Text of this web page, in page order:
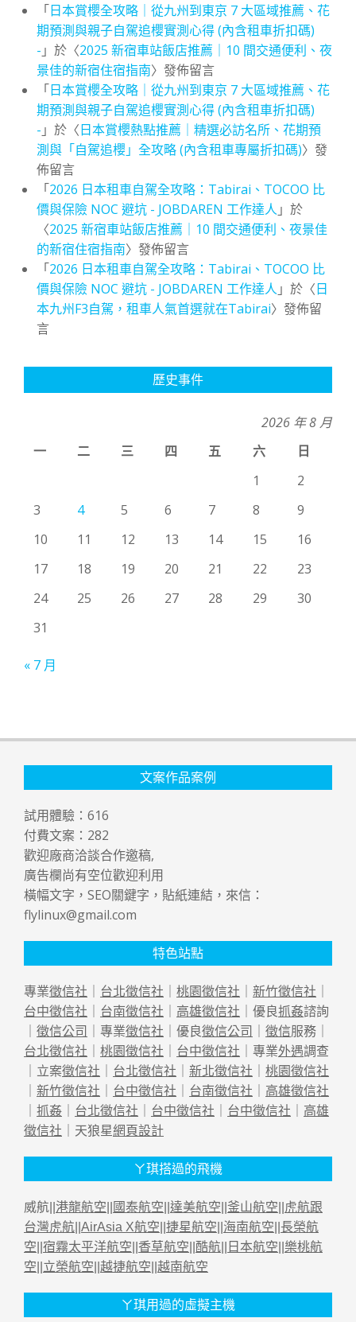
「日本賞櫻全攻略｜從九州到東京 7 大區域推薦、花
期預測與親子自駕追櫻實測心得 (內含租車折扣碼)
- 」於〈2025 新宿車站飯店推薦｜10 間交通便利、夜
景佳的新宿住宿指南〉發佈留言
「日本賞櫻全攻略｜從九州到東京 7 大區域推薦、花
期預測與親子自駕追櫻實測心得 (內含租車折扣碼)
- 」於〈日本賞櫻熱點推薦｜精選必訪名所、花期預
測與「自駕追櫻」全攻略 (內含租車專屬折扣碼)〉發
佈留言
「2026 日本租車自駕全攻略：Tabirai、TOCOO 比
價與保險 NOC 避坑 - JOBDAREN 工作達人 」於
〈2025 新宿車站飯店推薦｜10 間交通便利、夜景佳
的新宿住宿指南〉發佈留言
「2026 日本租車自駕全攻略：Tabirai、TOCOO 比
價與保險 NOC 避坑 - JOBDAREN 工作達人 」於〈日
本九州F3自駕，租車人氣首選就在Tabirai〉發佈留
言
歷史事件
2026 年 8 月
一
二 三 四 五 六
日
1
2
3
4 5 6 7 8
9
10
11 12 13 14 15
16
17
18 19 20 21 22
23
24
25 26 27 28 29
30
31
« 7 月
文案作品案例
試用體驗： 616
付費文案： 282
歡迎廠商洽談合作邀稿,
廣告欄尚有空位歡迎利用
橫幅文字，SEO關鍵字，貼紙連結，來信：
flylinux@gmail.com
特色站點
專業徵信社 ｜ 台北徵信社 ｜ 桃園徵信社 ｜ 新竹徵信社 ｜
台中徵信社 ｜ 台南徵信社 ｜ 高雄徵信社 ｜優良抓姦諮詢
｜ 徵信公司 ｜專業徵信社 ｜優良徵信公司 ｜ 徵信服務｜
台北徵信社 ｜ 桃園徵信社 ｜ 台中徵信社 ｜專業外遇調查
｜立案徵信社 ｜ 台北徵信社 ｜ 新北徵信社 ｜ 桃園徵信社
｜ 新竹徵信社 ｜ 台中徵信社 ｜ 台南徵信社 ｜ 高雄徵信社
｜ 抓姦 ｜ 台北徵信社 ｜ 台中徵信社 ｜ 台中徵信社 ｜ 高雄
徵信社 ｜天狼星網頁設計
ㄚ琪搭過的飛機
威航|| 港龍航空 國泰航空 達美航空 釜山航空
虎航跟
台灣虎航 AirAsia X航空 捷星航空 海南航空 長榮航
空 宿霧太平洋航空 香草航空 酷航 日本航空 樂桃航
空 立榮航空 越捷航空 越南航空
ㄚ琪用過的虛擬主機